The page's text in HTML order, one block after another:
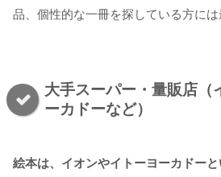
品、個性的な一冊を探している方には
大手スーパー・量販店（
ーカドーなど）
絵本は、イオンやイトーヨーカドー